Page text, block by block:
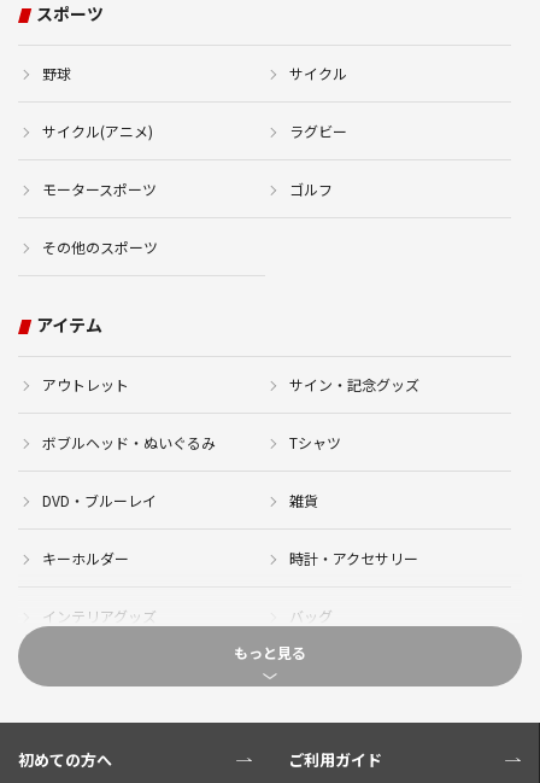
スポーツ
野球 サイクル
サイクル(アニメ) ラグビー
モータースポーツ ゴルフ
その他のスポーツ
アイテム
アウトレット サイン・記念グッズ
ボブルヘッド・ぬいぐるみ Tシャツ
DVD・ブルーレイ 雑貨
キーホルダー 時計・アクセサリー
インテリアグッズ バッグ
もっと見る
初めての方へ ご利用ガイド